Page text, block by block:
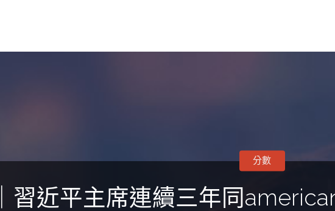
習近平主席連續三年同
分數